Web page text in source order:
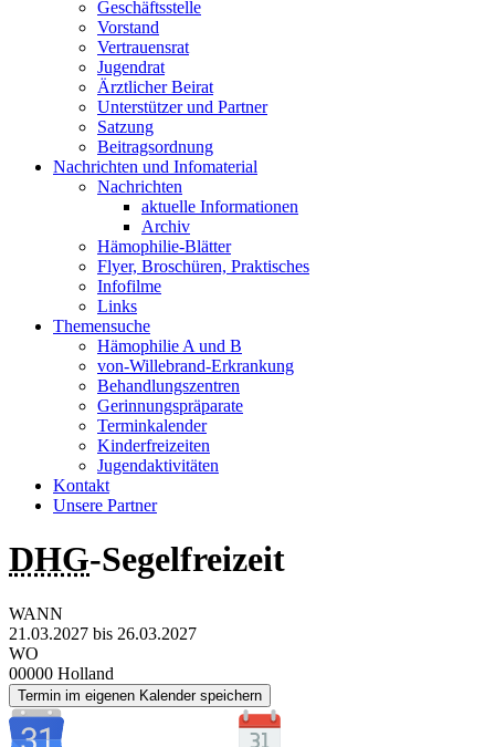
Geschäftsstelle
Vorstand
Vertrauensrat
Jugendrat
Ärztlicher Beirat
Unterstützer und Partner
Satzung
Beitragsordnung
Nachrichten und Infomaterial
Nachrichten
aktuelle Informationen
Archiv
Hämophilie-Blätter
Flyer, Broschüren, Praktisches
Infofilme
Links
Themensuche
Hämophilie A und B
von-Willebrand-Erkrankung
Behandlungszentren
Gerinnungspräparate
Terminkalender
Kinderfreizeiten
Jugendaktivitäten
Kontakt
Unsere Partner
DHG-Segelfreizeit
WANN
21.03.2027 bis 26.03.2027
WO
00000 Holland
Termin im eigenen Kalender speichern